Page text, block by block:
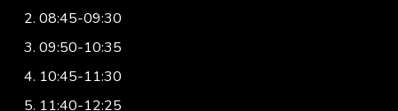
08:45-09:30
09:50-10:35
10:45-11:30
11:40-12:25